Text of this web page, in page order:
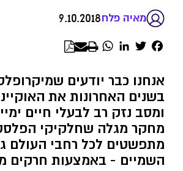
מאיה פלח9.10.2018
Facebook
Twitter
LinkedIn
WhatsApp
אנחנו כבר יודעים
בשנים האחרונות את
ומסב נזק רב לבעלי חיים
מחקר מגלה שחלקיקי
מתפשטים לכל רחבי העולם
השמיים - באמצעות חרקים